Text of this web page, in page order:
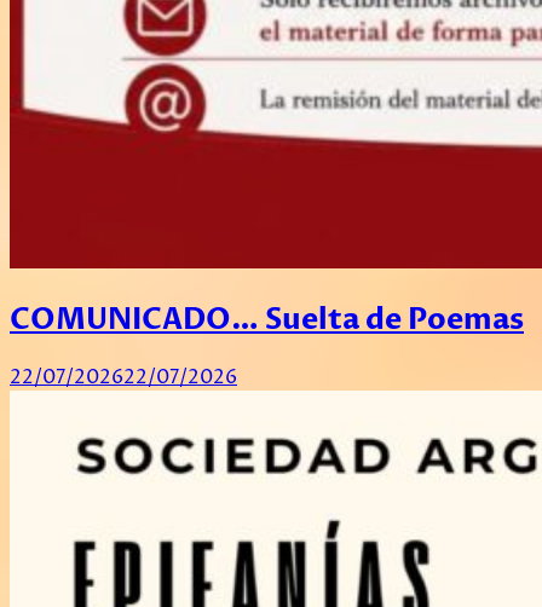
COMUNICADO… Suelta de Poemas
22/07/202622/07/2026